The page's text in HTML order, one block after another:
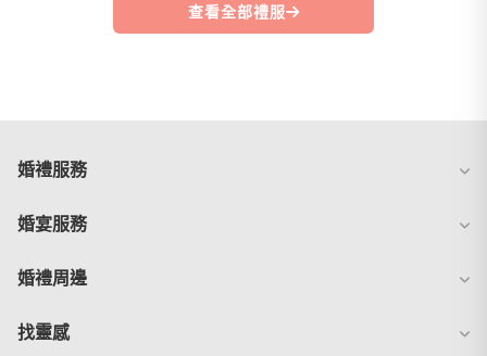
查看全部禮服
婚禮服務
婚宴服務
婚禮周邊
找靈感